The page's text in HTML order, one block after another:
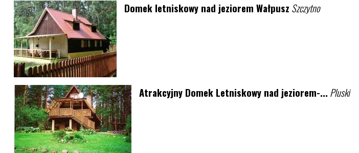
Domek letniskowy nad jeziorem Wałpusz Szczytno
Atrakcyjny Domek Letniskowy nad jeziorem-... Pluski